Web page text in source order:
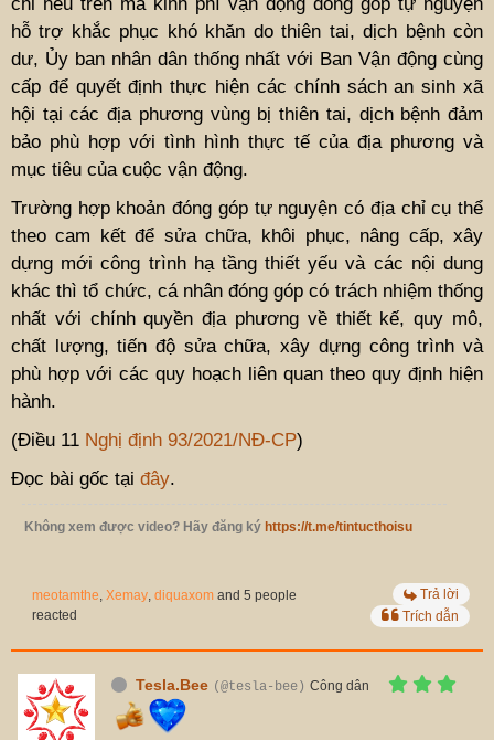
hỗ trợ khắc phục khó khăn do thiên tai, dịch bệnh còn
dư, Ủy ban nhân dân thống nhất với Ban Vận động cùng
cấp để quyết định thực hiện các chính sách an sinh xã
hội tại các địa phương vùng bị thiên tai, dịch bệnh đảm
bảo phù hợp với tình hình thực tế của địa phương và
mục tiêu của cuộc vận động.
Trường hợp khoản đóng góp tự nguyện có địa chỉ cụ thể
theo cam kết để sửa chữa, khôi phục, nâng cấp, xây
dựng mới công trình hạ tầng thiết yếu và các nội dung
khác thì tổ chức, cá nhân đóng góp có trách nhiệm thống
nhất với chính quyền địa phương về thiết kế, quy mô,
chất lượng, tiến độ sửa chữa, xây dựng công trình và
phù hợp với các quy hoạch liên quan theo quy định hiện
hành.
(Điều 11 Nghị định 93/2021/NĐ-CP)
Đọc bài gốc tại đây.
Không xem được video? Hãy đăng ký https://t.me/tintucthoisu
meotamthe, Xemay, diquaxom and 5 people
reacted
Trả lời
Trích dẫn
Tesla.Bee (@tesla-bee) Công dân